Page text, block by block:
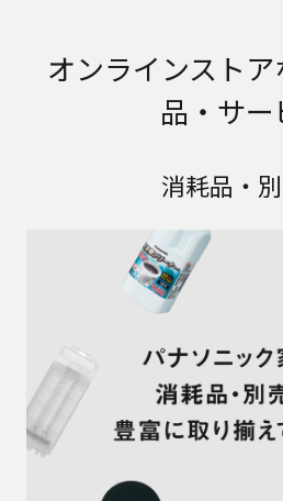
オンラインスト
品・サー
消耗品・